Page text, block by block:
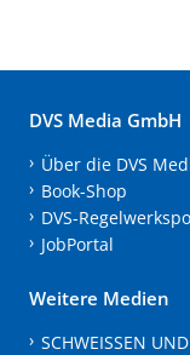
DVS Media GmbH
Über die DVS
Book-Shop
DVS-
JobPortal
Weitere Medien
SCHWEISSEN